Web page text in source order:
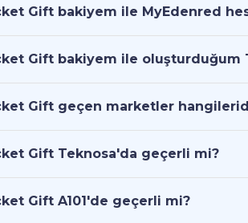
Gift bakiyem ile MyEdenred
Gift bakiyem ile oluşturduğum
Gift geçen marketler
Gift Teknosa'da geçerli mi?
Gift A101'de geçerli mi?